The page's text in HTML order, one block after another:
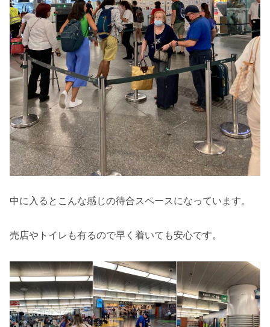
中に入るとこんな感じの待合スペースになっています。
売店やトイレも有るので早く着いても安心です。